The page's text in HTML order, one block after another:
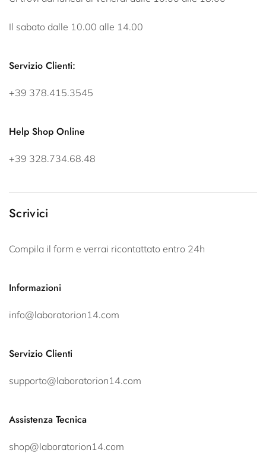
Il sabato dalle 10.00 alle 14.00
Servizio Clienti:
+39 378.415.3545
Help Shop Online
+39 328.734.68.48
Scrivici
Compila il form e verrai ricontattato entro 24h
Informazioni
info@laboratorion14.com
Servizio Clienti
supporto@laboratorion14.com
Assistenza Tecnica
shop@laboratorion14.com